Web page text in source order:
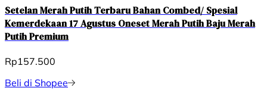
Setelan Merah Putih Terbaru Bahan Combed/ Spesial
Kemerdekaan 17 Agustus Oneset Merah Putih Baju Merah
Putih Premium
Rp157.500
Beli di Shopee